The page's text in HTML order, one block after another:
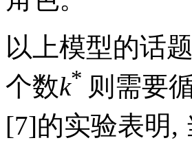
以上模型的话
个数k* 则需要
[7]的实验表明,